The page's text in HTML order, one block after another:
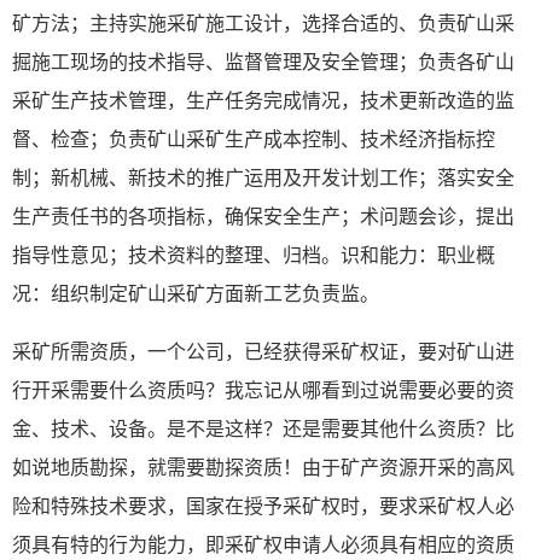
矿方法；主持实施采矿施工设计，选择合适的、负责矿山采
掘施工现场的技术指导、监督管理及安全管理；负责各矿山
采矿生产技术管理，生产任务完成情况，技术更新改造的监
督、检查；负责矿山采矿生产成本控制、技术经济指标控
制；新机械、新技术的推广运用及开发计划工作；落实安全
生产责任书的各项指标，确保安全生产；术问题会诊，提出
指导性意见；技术资料的整理、归档。识和能力：职业概
况：组织制定矿山采矿方面新工艺负责监。
采矿所需资质，一个公司，已经获得采矿权证，要对矿山进
行开采需要什么资质吗？我忘记从哪看到过说需要必要的资
金、技术、设备。是不是这样？还是需要其他什么资质？比
如说地质勘探，就需要勘探资质！由于矿产资源开采的高风
险和特殊技术要求，国家在授予采矿权时，要求采矿权人必
须具有特的行为能力，即采矿权申请人必须具有相应的资质